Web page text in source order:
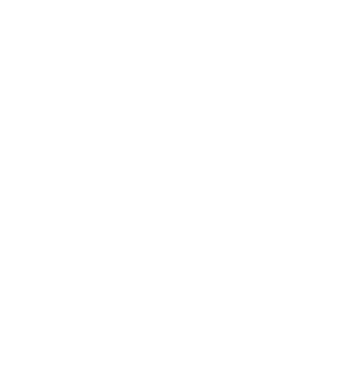
iuta, lana, poliester, polipropilena, vascoza) pentru un
de interior sunt mici sau mari, cu fire scurte sau lungi,
Pentru camera de zi se poate opta pentru modele diverse:
incaperii sa fie pe placul proprietarului. Pentru birou se